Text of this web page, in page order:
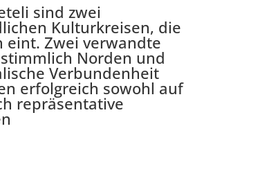
sind zwei
Kulturkreisen, die
eint. Zwei verwandte
Norden und
Verbundenheit
erfolgreich sowohl auf
repräsentative